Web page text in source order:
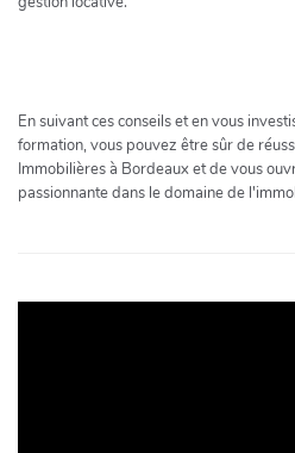
En suivant ces conseils et en vous
formation, vous pouvez être sûr de
Immobilières à Bordeaux et de vous
passionnante dans le domaine de